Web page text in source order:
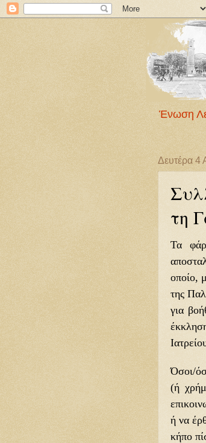
Ένωση
Δευτέρα 4
τη
Τα
οποίο,
της
για
Όσοι/
(ή
ή να
κήπο